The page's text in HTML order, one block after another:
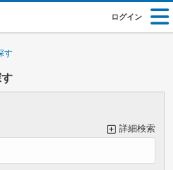
ログイン
す
詳細検索